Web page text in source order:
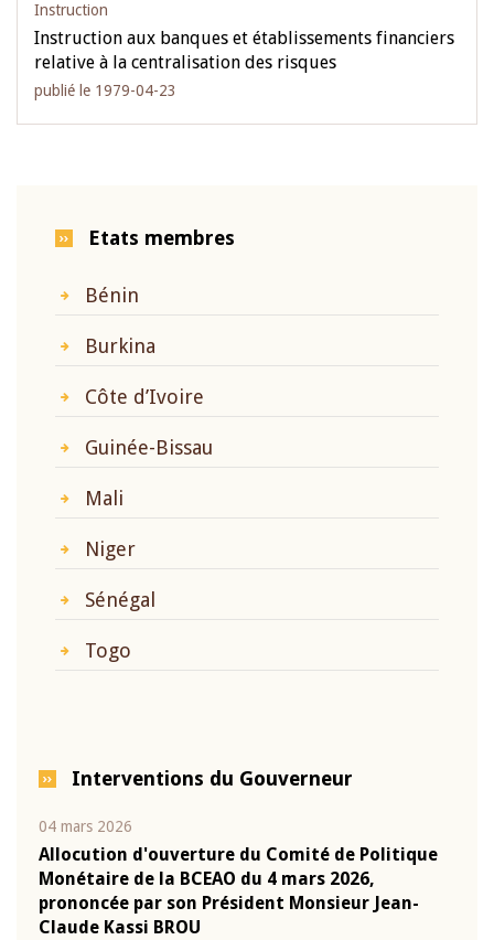
Instruction
Instruction aux banques et établissements financiers
relative à la centralisation des risques
publié le 1979-04-23
Etats membres
Bénin
Burkina
Côte d’Ivoire
Guinée-Bissau
Mali
Niger
Sénégal
Togo
Interventions du Gouverneur
04 mars 2026
Allocution d'ouverture du Comité de Politique
Monétaire de la BCEAO du 4 mars 2026,
prononcée par son Président Monsieur Jean-
Claude Kassi BROU